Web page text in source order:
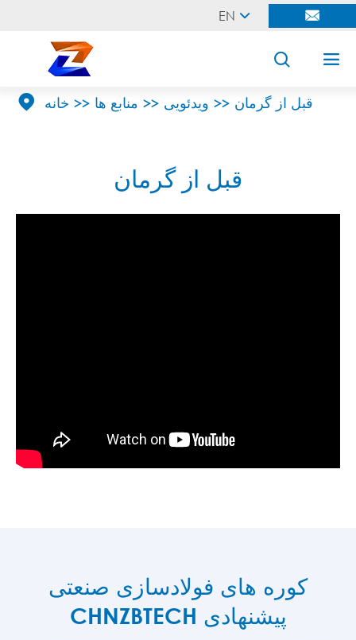
EN  
 
 خانه منابع ها ویدئویی قبل از گرمان
قبل از گرمان
کوره های فولادسازی صنعتی
CHNZBTECH پیشنهادی